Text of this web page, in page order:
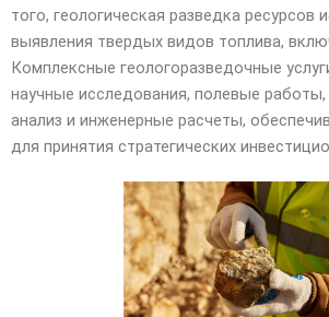
того, геологическая разведка ресурсов
выявления твердых видов топлива,
Комплексные геологоразведочные
научные исследования, полевые
анализ и инженерные расчеты,
для принятия стратегических